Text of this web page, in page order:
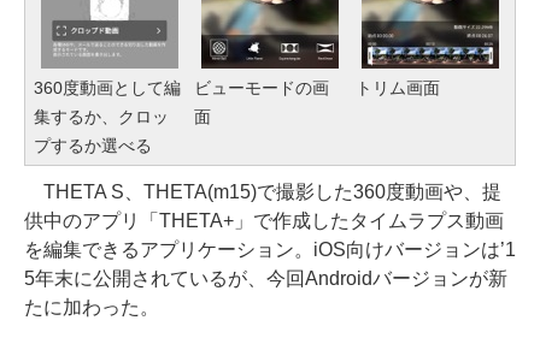
360度動画として編
集するか、クロッ
プするか選べる
ビューモードの画
面
トリム画面
THETA S、THETA(m15)で撮影した360度動画や、提
供中のアプリ「THETA+」で作成したタイムラプス動画
を編集できるアプリケーション。iOS向けバージョンは’1
5年末に公開されているが、今回Androidバージョンが新
たに加わった。